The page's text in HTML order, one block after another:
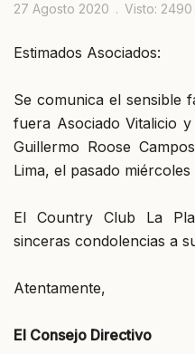
27 Agosto 2020 Visto: 2490
Estimados Asociados:
Se comunica el sensible
fuera Asociado Vitalicio
Guillermo Roose
Lima, el pasado
El Country Club La
sinceras condolencias a
Atentamente,
El Consejo Directivo